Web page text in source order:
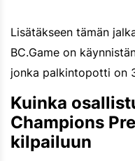
Lisätäkseen tämän
BC.Game on
jonka palkintopotti on
Kuinka
Champions
kilpailuun